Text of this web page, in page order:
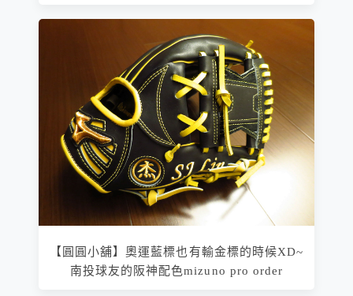
【圓圓小舖】奧運藍標也有輸金標的時候XD~
南投球友的阪神配色mizuno pro order